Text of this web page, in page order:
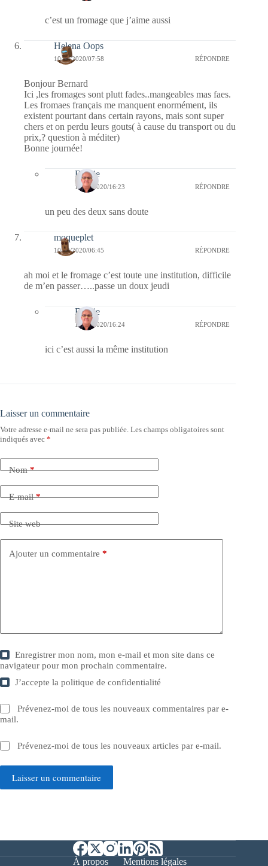
c’est un fromage que j’aime aussi
Helena Oops
10/09/2020/07:58 RÉPONDRE
Bonjour Bernard
Ici ,les fromages sont plutt fades..mangeables mas faes.
Les fromaes français me manquent enormément, ils
existent pourtant dans certain rayons, mais sont super
chers et on perdu leurs gouts( à cause du transport ou du
prix,? question à méditer)
Bonne journée!
Bernie
14/09/2020/16:23 RÉPONDRE
un peu des deux sans doute
moqueplet
10/09/2020/06:45 RÉPONDRE
ah moi et le fromage c’est toute une institution, difficile
de m’en passer…..passe un doux jeudi
Bernie
14/09/2020/16:24 RÉPONDRE
ici c’est aussi la même institution
Laisser un commentaire
Votre adresse e-mail ne sera pas publiée. Les champs obligatoires sont
indiqués avec *
Nom*
E-mail*
Site web
Ajouter un commentaire *
Enregistrer mon nom, mon e-mail et mon site dans ce
navigateur pour mon prochain commentaire.
J’accepte lapolitique de confidentialité
Prévenez-moi de tous les nouveaux commentaires par e-
mail.
Prévenez-moi de tous les nouveaux articles par e-mail.
Laisser un commentaire
À propos Mentions légales